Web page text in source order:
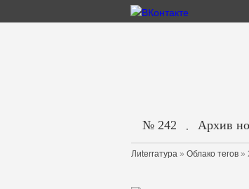
№ 242 . Архив
Лиterraтура » Облако тегов »